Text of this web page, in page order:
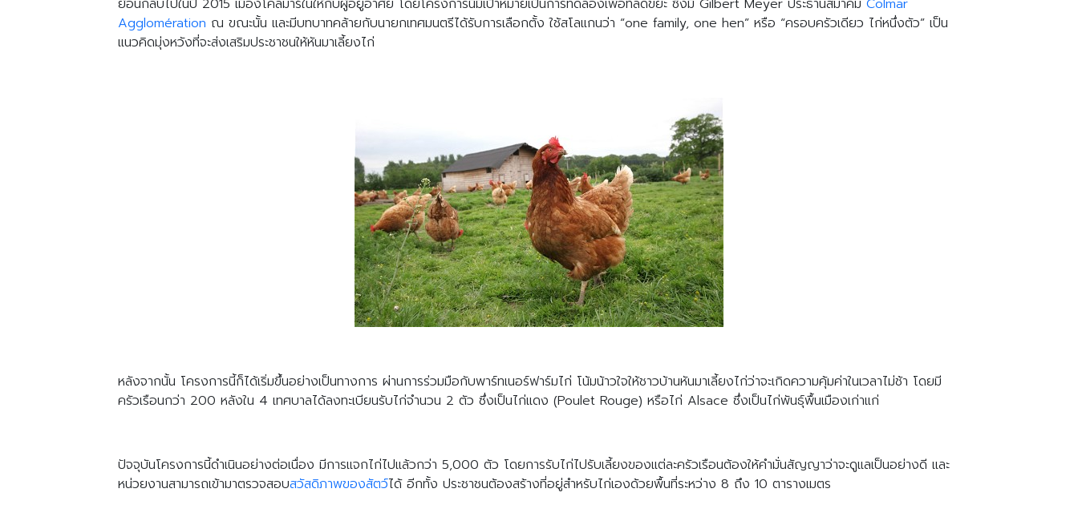
Agglomération ณ ขณะนั้น และมีบทบาทคล้ายกับนายกเทศมนตรีได้รับการเลือกตั้ง ใช้สโลแกนว่า “one family, one hen” หรือ “ครอบครัวเดียว ไก่หนึ่งตัว” เป็น
แนวคิดมุ่งหวังที่จะส่งเสริมประชาชนให้หันมาเลี้ยงไก่
หลังจากนั้น โครงการนี้ก็ได้เริ่มขึ้นอย่างเป็นทางการ ผ่านการร่วมมือกับพาร์ทเนอร์ฟาร์มไก่ โน้มน้าวใจให้ชาวบ้านหันมาเลี้ยงไก่ว่าจะเกิดความคุ้มค่าในเวลาไม่ช้า โดยมี
ครัวเรือนกว่า 200 หลังใน 4 เทศบาลได้ลงทะเบียนรับไก่จำนวน 2 ตัว ซึ่งเป็นไก่แดง (Poulet Rouge) หรือไก่ Alsace ซึ่งเป็นไก่พันธุ์พื้นเมืองเก่าแก่
ปัจจุบันโครงการนี้ดำเนินอย่างต่อเนื่อง มีการแจกไก่ไปแล้วกว่า 5,000 ตัว โดยการรับไก่ไปรับเลี้ยงของแต่ละครัวเรือนต้องให้คำมั่นสัญญาว่าจะดูแลเป็นอย่างดี และ
หน่วยงานสามารถเข้ามาตรวจสอบสวัสดิภาพของสัตว์ได้ อีกทั้ง ประชาชนต้องสร้างที่อยู่สำหรับไก่เองด้วยพื้นที่ระหว่าง 8 ถึง 10 ตารางเมตร